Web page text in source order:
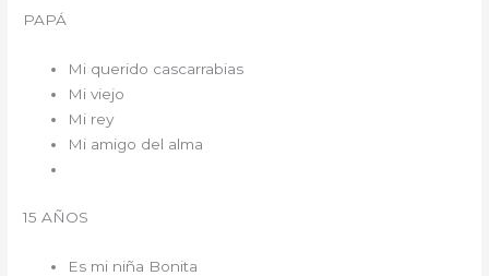
PAPÁ
Mi querido cascarrabias
Mi viejo
Mi rey
Mi amigo del alma
15 AÑOS
Es mi niña Bonita